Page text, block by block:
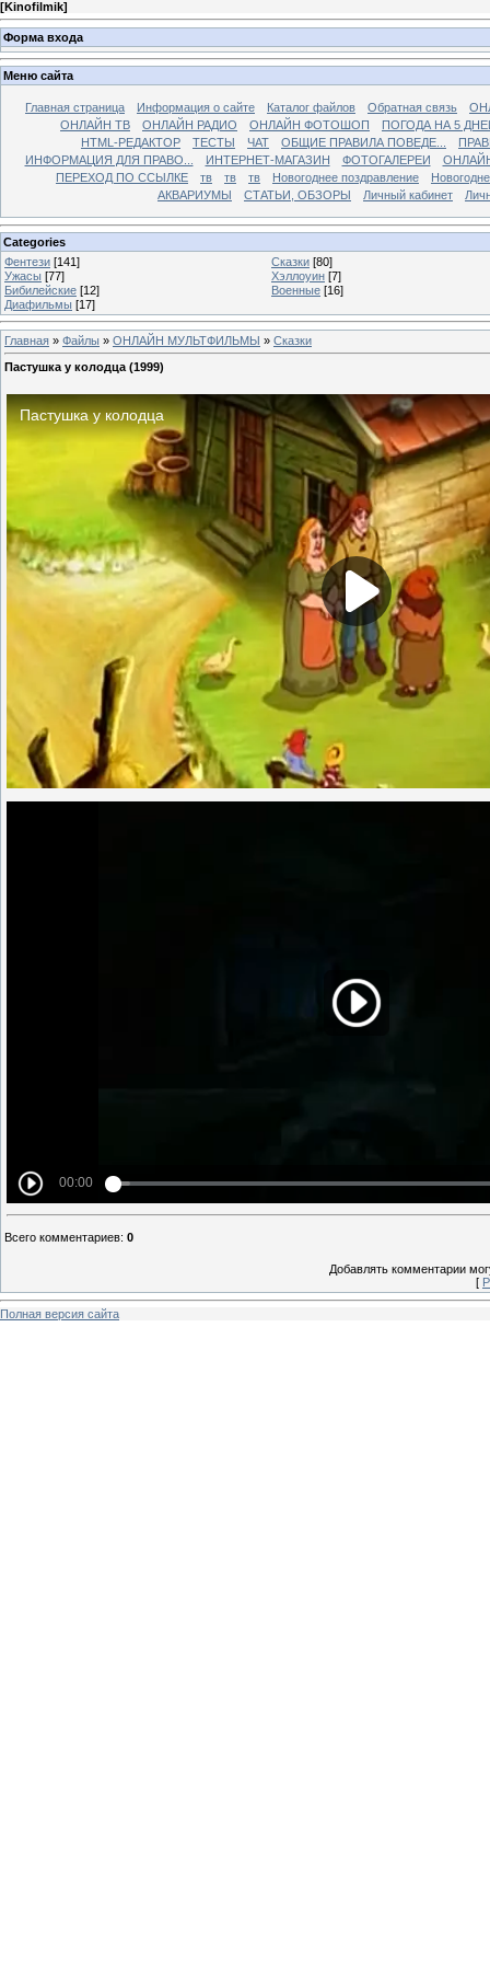
[Kinofilmik]
Форма входа
Меню сайта
Главная страница Информация о сайте Каталог файлов Обратная связь
ОНЛАЙН ТВ
ОНЛАЙН РАДИО ОНЛАЙН ФОТОШОП
ПОГОДА НА 5
HTML-РЕДАКТОР
ТЕСТЫ ЧАТ ОБЩИЕ ПРАВИЛА ПОВЕДЕ...
ИНФОРМАЦИЯ ДЛЯ ПРАВО...
ИНТЕРНЕТ-МАГАЗИН ФОТОГАЛЕРЕИ
ПЕРЕХОД ПО ССЫЛКЕ
тв тв тв Новогоднее поздравление
АКВАРИУМЫ
СТАТЬИ, ОБЗОРЫ Личный кабинет
Categories
Фентези [141] Сказки [80]
Ужасы [77] Хэллоуин [7]
Бибилейские [12] Военные [16]
Диафильмы [17]
Главная » Файлы » ОНЛАЙН МУЛЬТФИЛЬМЫ » Сказки
Пастушка у колодца (1999)
Всего комментариев: 0
Добавлять комментарии
[
Полная версия сайта